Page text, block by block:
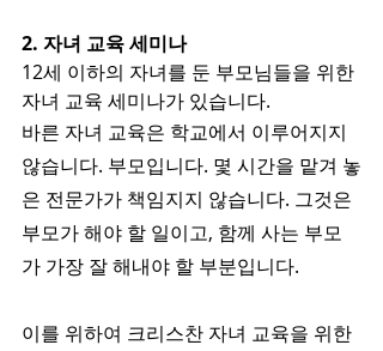
2. 자녀 교육 세미나
12세 이하의 자녀를 둔 부모님들을 위한
자녀 교육 세미나가 있습니다.
바른 자녀 교육은 학교에서 이루어지지
않습니다. 부모입니다. 몇 시간을 맡겨 놓
은 전문가가 책임지지 않습니다. 그것은
부모가 해야 할 일이고, 함께 사는 부모
가 가장 잘 해내야 할 부분입니다.
이를 위하여 크리스찬 자녀 교육을 위한